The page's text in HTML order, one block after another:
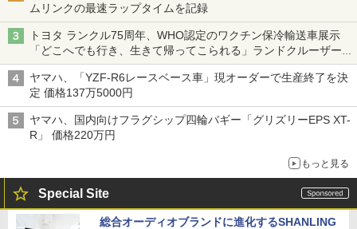
ムリンクの最速ラップタイムを記録
トヨタ ランクル75周年、WHO認定のワクチン保冷輸送車展示
「どこへでも行き、生きて帰ってこられる」ランドクルーザーで
命をつなぐ
ヤマハ、「YZF-R6レースベース車」現オーダーで生産終了を決
定 価格137万5000円
ヤマハ、国内向けフラグシップ四輪バギー「グリズリーEPS XT-
R」 価格220万円
もっと見る
Special Site
総合オーディオブランドに進化するSHANLING